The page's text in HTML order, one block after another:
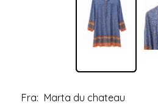
Fra: Marta du chateau